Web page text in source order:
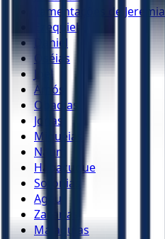
Lamentações de Jeremias
Ezequiel
Daniel
Oséias
Joel
Amós
Obadias
Jonas
Miquéias
Naum
Habacuque
Sofonias
Ageu
Zacarias
Malaquias